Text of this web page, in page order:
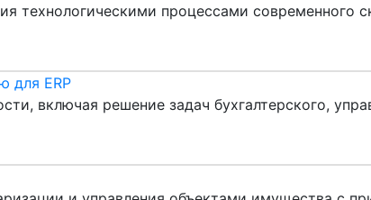
технологическими процессами современного
для ERP
включая решение задач бухгалтерского,